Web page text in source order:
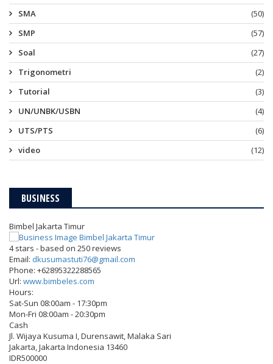
SMA
(50)
SMP
(57)
Soal
(27)
Trigonometri
(2)
Tutorial
(3)
UN/UNBK/USBN
(4)
UTS/PTS
(6)
video
(12)
BUSINESS
Bimbel Jakarta Timur
4stars - based on 250reviews
Email: dkusumastuti76@gmail.com
Phone: +62895322288565
Url: www.bimbeles.com
Hours:
Sat-Sun 08:00am - 17:30pm
Mon-Fri 08:00am - 20:30pm
Cash
Jl. Wijaya Kusuma I, Durensawit, Malaka Sari
Jakarta,Jakarta Indonesia 13460
IDR500000